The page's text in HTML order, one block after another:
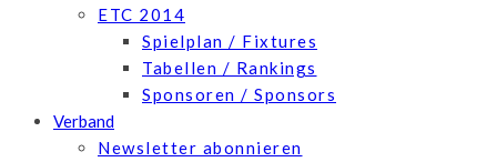
ETC 2014
Spielplan / Fixtures
Tabellen / Rankings
Sponsoren / Sponsors
Verband
Newsletter abonnieren